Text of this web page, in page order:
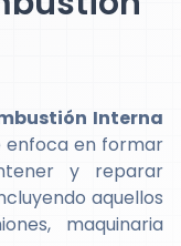
Interna
enfoca en formar
y reparar
aquellos
maquinaria